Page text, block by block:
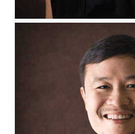
Founding Principal
Research Studio Panin